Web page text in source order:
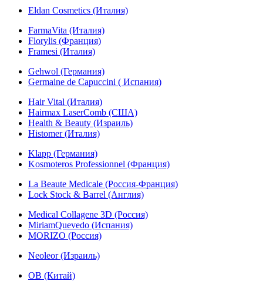
Eldan Cosmetics (Италия)
FarmaVita (Италия)
Florylis (Франция)
Framesi (Италия)
Gehwol (Германия)
Germaine de Capuccini ( Испания)
Hair Vital (Италия)
Hairmax LaserComb (США)
Health & Beauty (Израиль)
Histomer (Италия)
Klapp (Германия)
Kosmoteros Professionnel (Франция)
La Beaute Medicale (Россия-Франция)
Lock Stock & Barrel (Англия)
Medical Collagene 3D (Россия)
MiriamQuevedo (Испания)
MORIZO (Россия)
Neoleor (Израиль)
OB (Китай)